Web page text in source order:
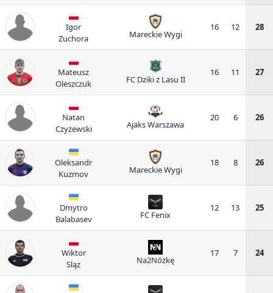
Igor
Zuchora
Mareckie Wygi
16 12 28
Mateusz
Oleszczuk
FC Dziki z Lasu II
16 11 27
Natan
Czyżewski
Ajaks Warszawa
20 6 26
Oleksandr
Kuzmov
Mareckie Wygi
18 8 26
Dmytro
Balabasev
FC Fenix
12 13 25
Wiktor
Sląz
Na2Nóżkę
17 7 24